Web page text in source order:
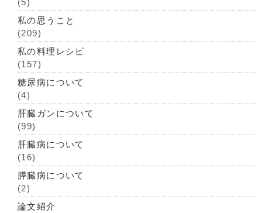
私の思うこと
(209)
私の料理レシピ
(157)
糖尿病について
(4)
肝臓ガンについて
(99)
肝臓病について
(16)
膵臓病について
(2)
論文紹介